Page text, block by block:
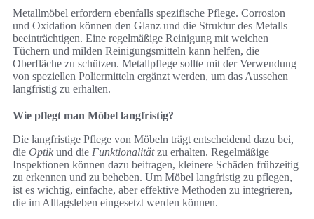
Metallmöbel erfordern ebenfalls spezifische Pflege. Corrosion
und Oxidation können den Glanz und die Struktur des Metalls
beeinträchtigen. Eine regelmäßige Reinigung mit weichen
Tüchern und milden Reinigungsmitteln kann helfen, die
Oberfläche zu schützen. Metallpflege sollte mit der Verwendung
von speziellen Poliermitteln ergänzt werden, um das Aussehen
langfristig zu erhalten.
Wie pflegt man Möbel langfristig?
Die langfristige Pflege von Möbeln trägt entscheidend dazu bei,
die Optik und die Funktionalitätzu erhalten. Regelmäßige
Inspektionen können dazu beitragen, kleinere Schäden frühzeitig
zu erkennen und zu beheben. Um Möbel langfristig zu pflegen,
ist es wichtig, einfache, aber effektive Methoden zu integrieren,
die im Alltagsleben eingesetzt werden können.